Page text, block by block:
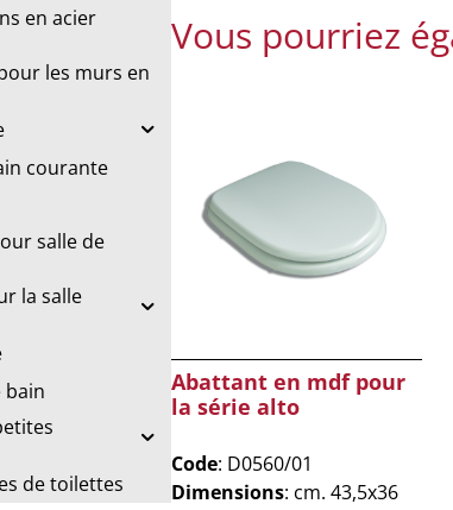
en acier
les murs en
courante
salle de
la salle
bain
de toilettes
Vous pourriez
Abattant en mdf pour
la série alto
Code: D0560/01
Dimensions: cm. 43,5x36